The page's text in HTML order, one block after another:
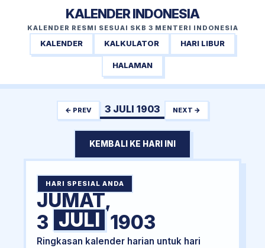
KALENDER INDONESIA
KALENDER RESMI SESUAI SKB 3 MENTERI INDONESIA
KALENDER KALKULATOR HARI LIBUR
HALAMAN
← PREV 3 JULI 1903 NEXT →
KEMBALI KE HARI INI
HARI SPESIAL ANDA
JUMAT,
3 JULI 1903
Ringkasan kalender harian untuk hari